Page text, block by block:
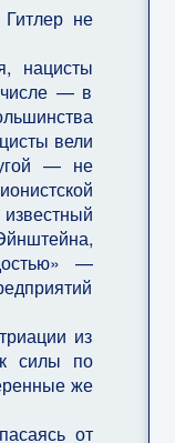
не
нацисты
— в
вели
— не
—
из
силы по
же
от